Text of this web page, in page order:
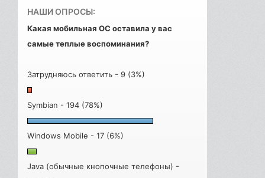
НАШИ ОПРОСЫ:
Какая мобильная ОС оставила у вас
самые теплые воспоминания?
Затрудняюсь ответить - 9 (3%)
Symbian - 194 (78%)
Windows Mobile - 17 (6%)
Java (обычные кнопочные телефоны) -